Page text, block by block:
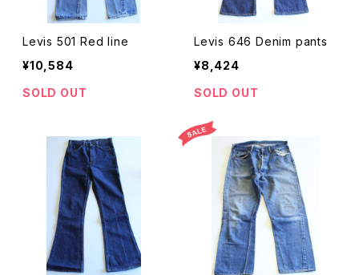
Levis 501 Red line
¥10,584
SOLD OUT
Levis 646 Denim pants
¥8,424
SOLD OUT